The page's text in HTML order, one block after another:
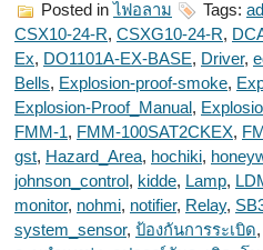
Posted in ไฟอลาม Tags:
CSX10-24-R, CSXG10-24-R,
Ex, DO1101A-EX-BASE, Driver,
Bells, Explosion-proof-smoke,
Explosion-Proof_Manual ,
FMM-1, FMM-100SAT2CKEX,
gst, Hazard_Area, hochiki,
johnson_control , kidde, Lamp,
monitor, nohmi, notifier, Relay,
system_sensor, ป้องกันการระเบิด